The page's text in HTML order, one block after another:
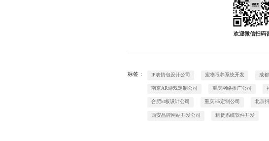
欢迎微信扫码
标签： IP表情包设计公司 宠物喂养系统开发 成
南京AR游戏定制公司 重庆网络推广公司
合肥kt板设计公司 重庆H5定制公司 北京
西安品牌网站开发公司 租赁系统软件开发